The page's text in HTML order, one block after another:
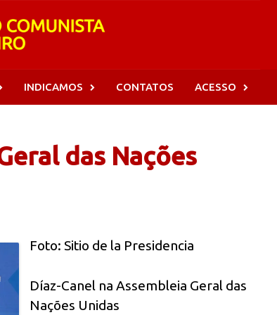
INDICAMOS CONTATOS ACESSO
das Nações
Foto: Sitio de la Presidencia
Díaz-Canel na Assembleia Geral das
Nações Unidas